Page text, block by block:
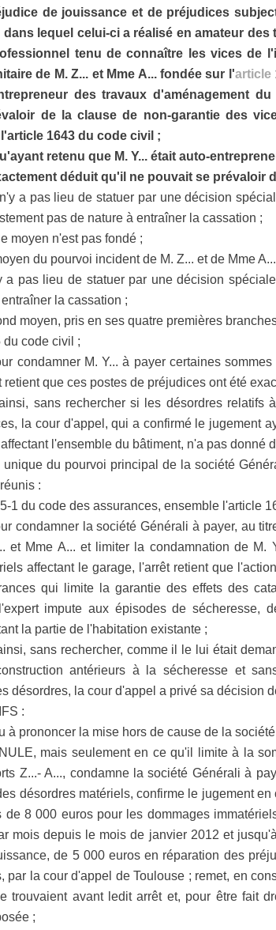
de jouissance et de préjudices
lequel celui-ci a réalisé en amateur
tenu de connaître les vices de
de M. Z... et Mme A... fondée sur l'article
des travaux d'aménagement
de la clause de non-garantie des
1643 du code civil ;
retenu que M. Y... était auto-
déduit qu'il ne pouvait se prévaloir
a pas lieu de statuer par une décision
pas de nature à entraîner la cassation ;
moyen n'est pas fondé ;
du pourvoi incident de M. Z... et de Mme
a pas lieu de statuer par une décision
la cassation ;
moyen, pris en ses quatre premières
du code civil ;
condamner M. Y... à payer certaines
retient que ces postes de préjudices ont été
sans rechercher si les désordres
la cour d'appel, qui a confirmé le jugement
l'ensemble du bâtiment, n'a pas donné
unique du pourvoi principal de la société
:
1 du code des assurances, ensemble l'article
condamner la société Générali à payer, au
et Mme A... et limiter la condamnation de
affectant le garage, l'arrêt retient que
qui limite la garantie des effets des
impute aux épisodes de sécheresse,
la partie de l'habitation existante ;
sans rechercher, comme il le lui était
antérieurs à la sécheresse et
désordres, la cour d'appel a privé sa décision
:
à prononcer la mise hors de cause de la
mais seulement en ce qu'il limite à la
Z...- A..., condamne la société Générali à
désordres matériels, confirme le jugement
de 8 000 euros pour les dommages
mois depuis le mois de janvier 2012 et
de 5 000 euros en réparation des
par la cour d'appel de Toulouse ; remet, en
trouvaient avant ledit arrêt et, pour être fait
;